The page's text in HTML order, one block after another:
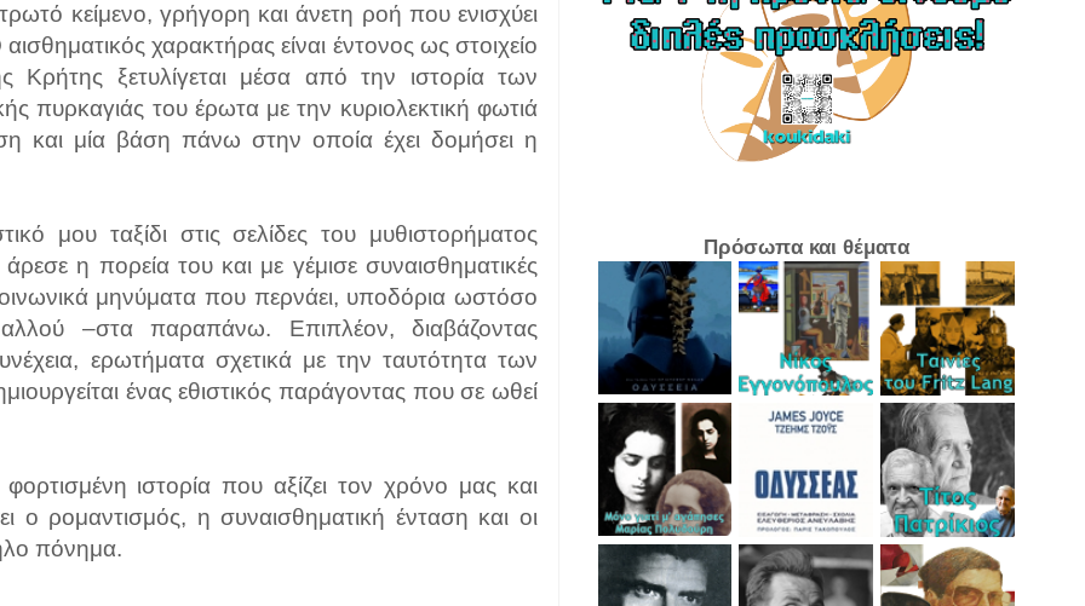
κείμενο, γρήγορη και άνετη ροή που ενισχύει
χαρακτήρας είναι έντονος ως στοιχείο
Κρήτης ξετυλίγεται μέσα από την ιστορία των
πυρκαγιάς του έρωτα με την κυριολεκτική φωτιά
και μία βάση πάνω στην οποία έχει δομήσει η
μου ταξίδι στις σελίδες του μυθιστορήματος
η πορεία του και με γέμισε συναισθηματικές
μηνύματα που περνάει, υποδόρια ωστόσο
–στα παραπάνω. Επιπλέον, διαβάζοντας
ερωτήματα σχετικά με την ταυτότητα των
ένας εθιστικός παράγοντας που σε ωθεί
φορτισμένη ιστορία που αξίζει τον χρόνο μας και
ο ρομαντισμός, η συναισθηματική ένταση και οι
πόνημα.
Πρόσωπα και θέματα